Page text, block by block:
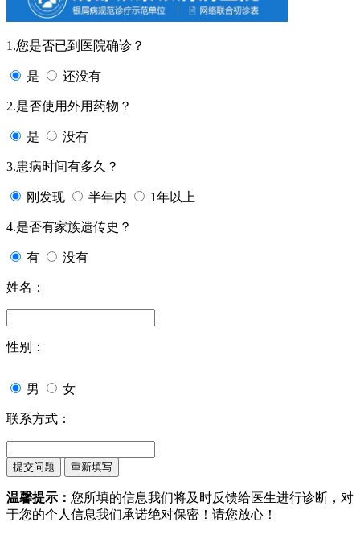
1.您是否已到医院确诊？
是 还没有
2.是否使用外用药物？
是 没有
3.患病时间有多久？
刚发现 半年内 1年以上
4.是否有家族遗传史？
有 没有
姓名：
性别：
男 女
联系方式：
温馨提示： 您所填的信息我们将及时反馈给医生进行诊断，对
于您的个人信息我们承诺绝对保密！请您放心！